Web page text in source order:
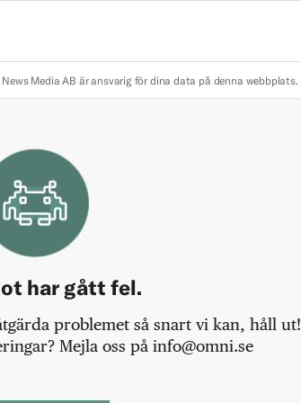
Media AB är ansvarig för dina data på denna webbplats.
har gått fel.
problemet så snart vi kan, håll ut!
Mejla oss på info@omni.se